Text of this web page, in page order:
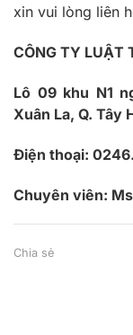
xin vui lòng liên
CÔNG TY LUẬT
Lô 09 khu N1
Xuân La, Q. Tây
Điện thoại:
Chuyên viên:
Chia sẻ